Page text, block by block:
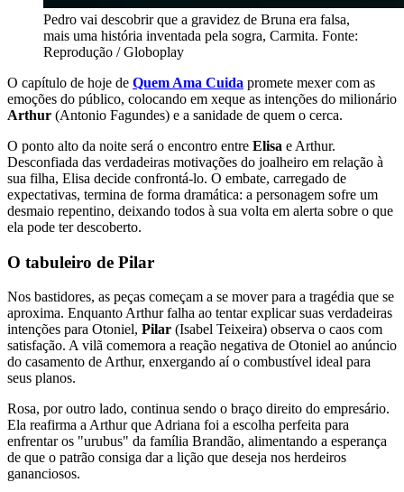
Pedro vai descobrir que a gravidez de Bruna era falsa,
mais uma história inventada pela sogra, Carmita. Fonte:
Reprodução / Globoplay
O capítulo de hoje de Quem Ama Cuida promete mexer com as
emoções do público, colocando em xeque as intenções do milionário
Arthur (Antonio Fagundes) e a sanidade de quem o cerca.
O ponto alto da noite será o encontro entre Elisa e Arthur.
Desconfiada das verdadeiras motivações do joalheiro em relação à
sua filha, Elisa decide confrontá-lo. O embate, carregado de
expectativas, termina de forma dramática: a personagem sofre um
desmaio repentino, deixando todos à sua volta em alerta sobre o que
ela pode ter descoberto.
O tabuleiro de Pilar
Nos bastidores, as peças começam a se mover para a tragédia que se
aproxima. Enquanto Arthur falha ao tentar explicar suas verdadeiras
intenções para Otoniel, Pilar (Isabel Teixeira) observa o caos com
satisfação. A vilã comemora a reação negativa de Otoniel ao anúncio
do casamento de Arthur, enxergando aí o combustível ideal para
seus planos.
Rosa, por outro lado, continua sendo o braço direito do empresário.
Ela reafirma a Arthur que Adriana foi a escolha perfeita para
enfrentar os "urubus" da família Brandão, alimentando a esperança
de que o patrão consiga dar a lição que deseja nos herdeiros
gananciosos.